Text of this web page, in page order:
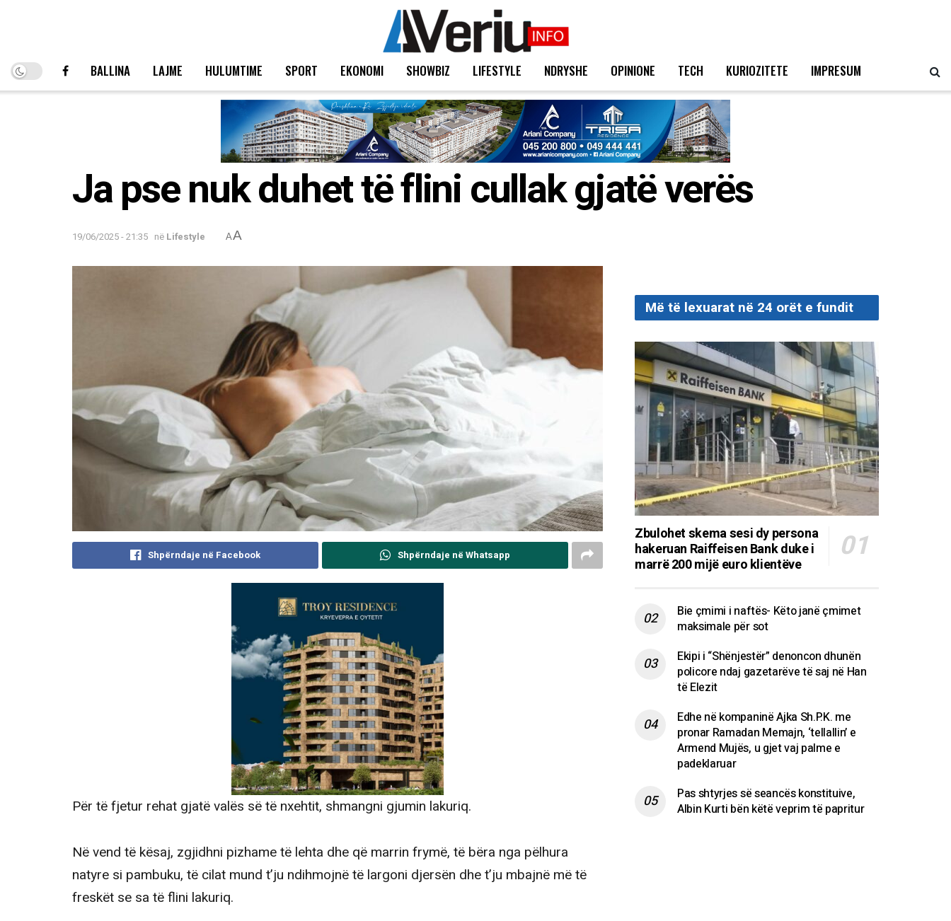
BALLINA LAJME HULUMTIME SPORT EKONOMI SHOWBIZ LIFESTYLE NDRYSHE OPINIONE TECH KURIOZITETE IMPRESUM
Ja pse nuk duhet të flini cullak gjatë verës
19/06/2025 - 21:35 në Lifestyle AA
Shpërndaje në Facebook Shpërndaje në Whatsapp
Për të fjetur rehat gjatë valës së të nxehtit, shmangni gjumin lakuriq.
Në vend të kësaj, zgjidhni pizhame të lehta dhe që marrin frymë, të bëra nga pëlhura
natyre si pambuku, të cilat mund t’ju ndihmojnë të largoni djersën dhe t’ju mbajnë më të
freskët se sa të flini lakuriq.
Më të lexuarat në 24 orët e fundit
Zbulohet skema sesi dy persona
hakeruan Raiffeisen Bank duke i
marrë 200 mijë euro klientëve
Bie çmimi i naftës- Këto janë çmimet
maksimale për sot
Ekipi i “Shënjestër” denoncon dhunën
policore ndaj gazetarëve të saj në Han
të Elezit
Edhe në kompaninë Ajka Sh.P.K. me
pronar Ramadan Memajn, ‘tellallin’ e
Armend Mujës, u gjet vaj palme e
padeklaruar
Pas shtyrjes së seancës konstituive,
Albin Kurti bën këtë veprim të papritur